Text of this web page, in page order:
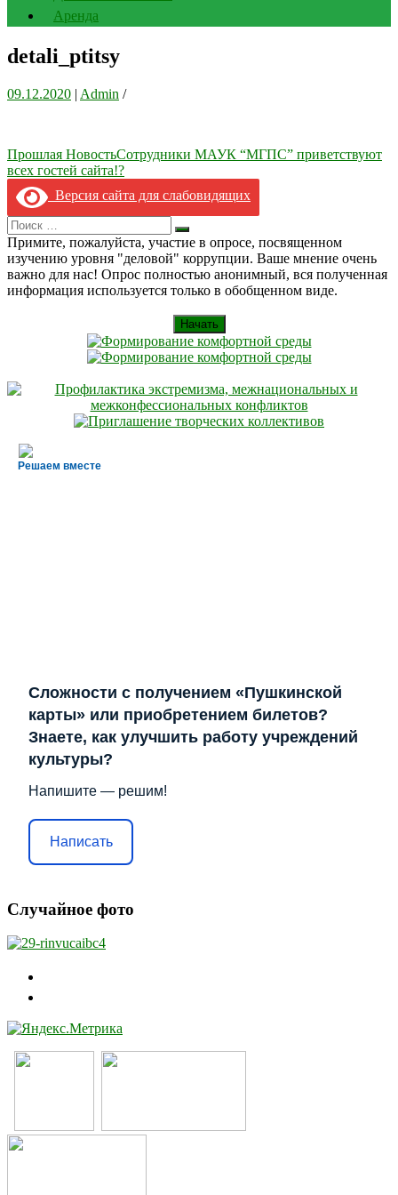
Аренда
detali_ptitsy
09.12.2020 | Admin /
Навигация
по
записям
Прошлая НовостьСотрудники МАУК “МГПС” приветствуют
всех гостей сайта!?
Версия сайта для слабовидящих
Search
for:
Искать
Примите, пожалуйста, участие в опросе, посвященном
изучению уровня "деловой" коррупции. Ваше мнение очень
важно для нас! Опрос полностью анонимный, вся полученная
информация используется только в обобщенном виде.
Начать
Решаем вместе
Сложности с получением «Пушкинской
карты» или приобретением билетов?
Знаете, как улучшить работу учреждений
культуры?
Напишите — решим!
Написать
Случайное фото